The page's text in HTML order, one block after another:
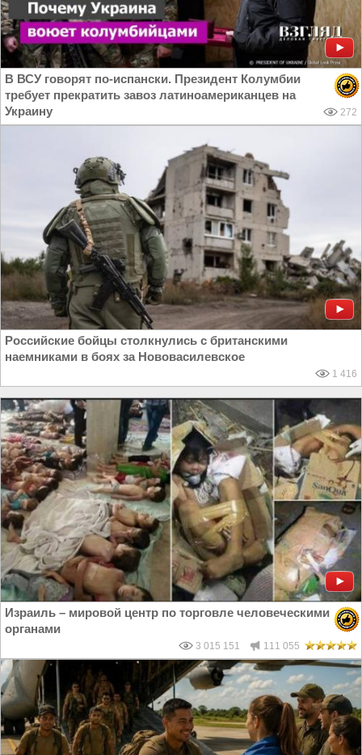
В ВСУ говорят по-испански. Президент Колумбии
требует прекратить завоз латиноамериканцев на
Украину
272
Российские бойцы столкнулись с британскими
наемниками в боях за Нововасилевское
1 416
Израиль – мировой центр по торговле человеческими
органами
3 015 151 111 055